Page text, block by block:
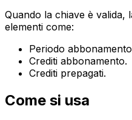
Quando la chiave è valida,
elementi come:
Periodo abbonamento
Crediti abbonamento.
Crediti prepagati.
Come si usa